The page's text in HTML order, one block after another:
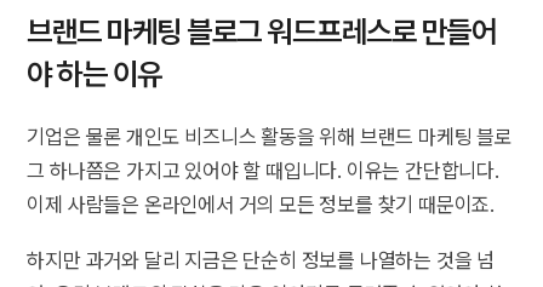
브랜드 마케팅 블로그 워드프레스로 만들어
야 하는 이유
기업은 물론 개인도 비즈니스 활동을 위해 브랜드 마케팅 블로
그 하나쯤은 가지고 있어야 할 때입니다. 이유는 간단합니다.
이제 사람들은 온라인에서 거의 모든 정보를 찾기 때문이죠.
하지만 과거와 달리 지금은 단순히 정보를 나열하는 것을 넘